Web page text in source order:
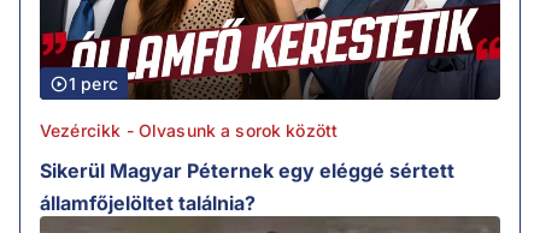
1 perc
Vezércikk - Olvasunk a sorok között
Sikerül Magyar Péternek egy eléggé sértett
államfőjelöltet találnia?